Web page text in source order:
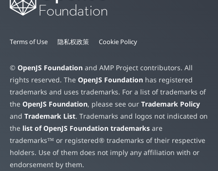
Terms of Use 隐私权政策 Cookie Policy
© OpenJS Foundation and AMP Project contributors. All
rights reserved. The OpenJS Foundation has registered
trademarks and uses trademarks. For a list of trademarks of
the OpenJS Foundation, please see our Trademark Policy
and Trademark List. Trademarks and logos not indicated on
the list of OpenJS Foundation trademarks are
trademarks™ or registered® trademarks of their respective
holders. Use of them does not imply any affiliation with or
endorsement by them.